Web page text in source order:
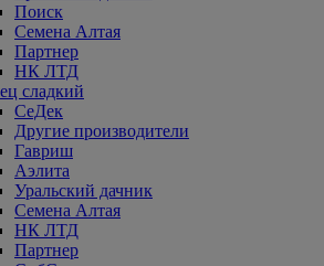
Поиск
Семена Алтая
Партнер
НК ЛТД
сладкий
СеДек
Другие производители
Гавриш
Аэлита
Уральский дачник
Семена Алтая
НК ЛТД
Партнер